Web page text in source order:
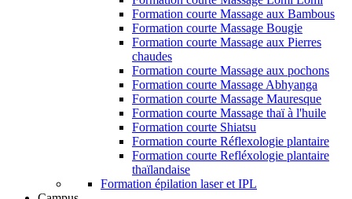
Formation courte Massage aux Bambous
Formation courte Massage Bougie
Formation courte Massage aux Pierres
chaudes
Formation courte Massage aux pochons
Formation courte Massage Abhyanga
Formation courte Massage Mauresque
Formation courte Massage thaï à l'huile
Formation courte Shiatsu
Formation courte Réflexologie plantaire
Formation courte Refléxologie plantaire
thaïlandaise
Formation épilation laser et IPL